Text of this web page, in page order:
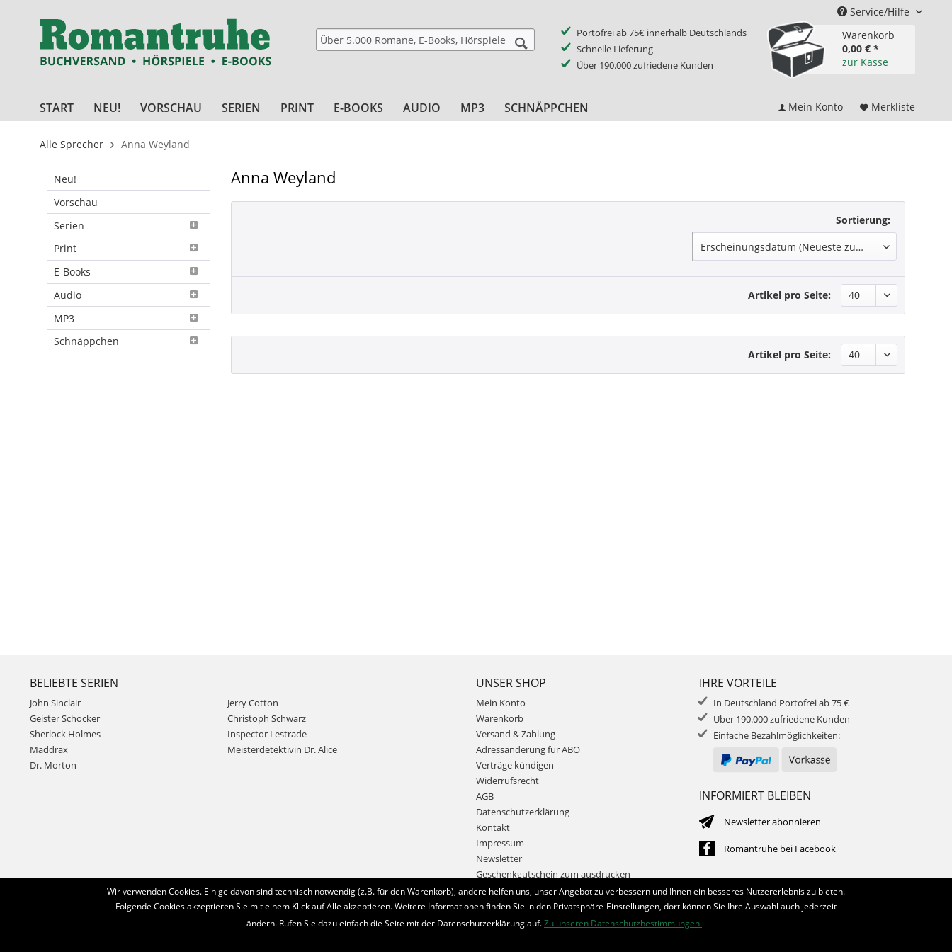
Service/Hilfe
Portofrei ab 75€ innerhalb Deutschlands
Schnelle Lieferung
Über 190.000 zufriedene Kunden
Warenkorb
0,00 € *
zur Kasse
START NEU! VORSCHAU SERIEN PRINT E-BOOKS AUDIO MP3 SCHNÄPPCHEN Mein Konto Merkliste
Alle Sprecher Anna Weyland
Neu!
Vorschau
Serien
Print
E-Books
Audio
MP3
Schnäppchen
Anna Weyland
Sortierung:
Artikel pro Seite:
Artikel pro Seite:
BELIEBTE SERIEN
John Sinclair
Geister Schocker
Sherlock Holmes
Maddrax
Dr. Morton
Jerry Cotton
Christoph Schwarz
Inspector Lestrade
Meisterdetektivin Dr. Alice
UNSER SHOP
Mein Konto
Warenkorb
Versand & Zahlung
Adressänderung für ABO
Verträge kündigen
Widerrufsrecht
AGB
Datenschutzerklärung
Kontakt
Impressum
Newsletter
Geschenkgutschein zum ausdrucken
IHRE VORTEILE
In Deutschland Portofrei ab 75 €
Über 190.000 zufriedene Kunden
Einfache Bezahlmöglichkeiten:
INFORMIERT BLEIBEN
Newsletter abonnieren
Romantruhe bei Facebook
Bestellung widerrufen
Wir verwenden Cookies. Einige davon sind technisch notwendig (z.B. für den Warenkorb), andere helfen uns, unser Angebot zu verbessern und Ihnen ein besseres Nutzererlebnis zu bieten.
Folgende Cookies akzeptieren Sie mit einem Klick auf Alle akzeptieren. Weitere Informationen finden Sie in den Privatsphäre-Einstellungen, dort können Sie Ihre Auswahl auch jederzeit
ändern. Rufen Sie dazu einfach die Seite mit der Datenschutzerklärung auf.Zu unseren Datenschutzbestimmungen.